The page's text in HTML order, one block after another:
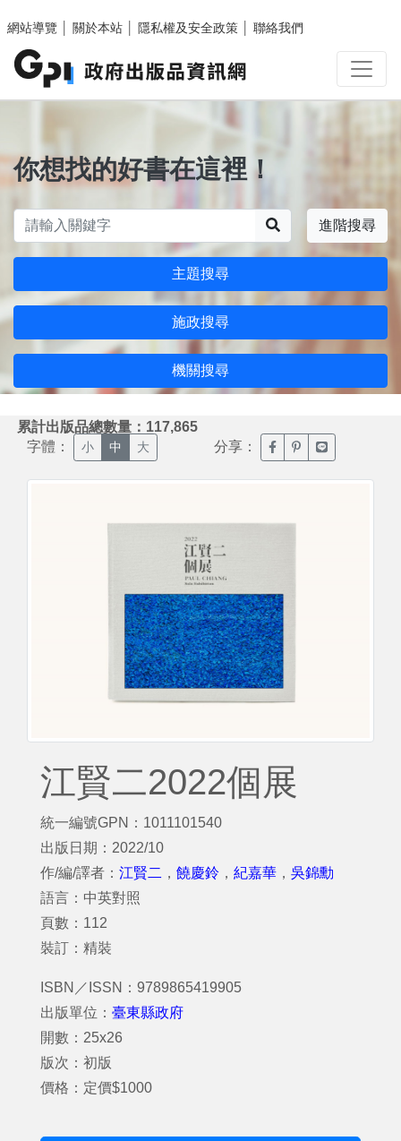
網站導覽
關於本站 隱私權及安全政策 聯絡我們
你想找的好書在這裡！
進階搜尋
主題搜尋
施政搜尋
機關搜尋
累計出版品總數量：117,865
字體： 小 中 大 分享： 臉書分享(另開新視窗)
噗浪分享(另開新
Line分享(另
江賢二2022個展
統一編號GPN：1011101540
出版日期：2022/10
作/編/譯者： 江賢二 ， 饒慶鈴 ， 紀嘉華 ， 吳錦勳
語言：中英對照
頁數：112
裝訂：精裝
ISBN／ISSN：9789865419905
出版單位： 臺東縣政府
開數：25x26
版次：初版
價格：定價$1000